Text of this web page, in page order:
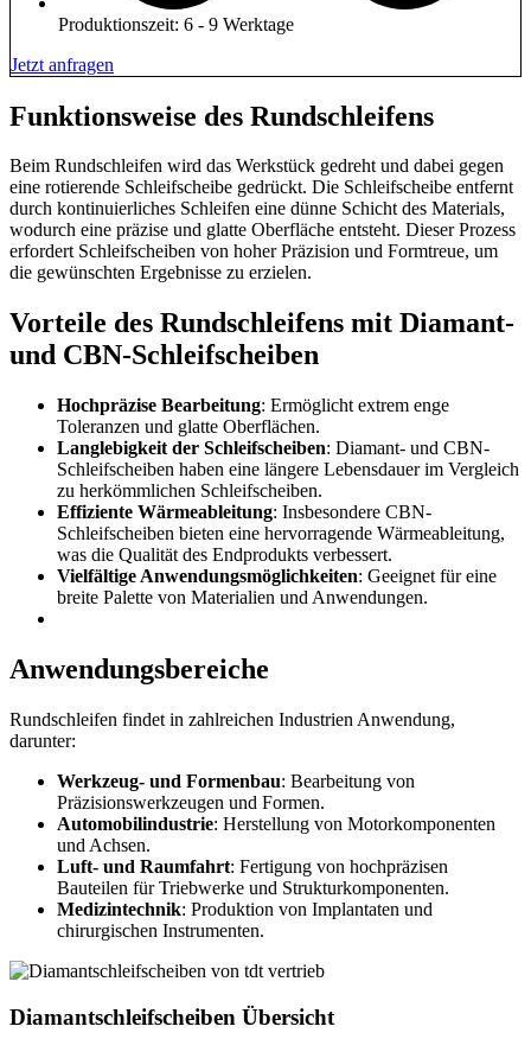
Produktionszeit: 6 - 9 Werktage
Jetzt anfragen
Funktionsweise des Rundschleifens
Beim Rundschleifen wird das Werkstück gedreht und dabei gegen
eine rotierende Schleifscheibe gedrückt. Die Schleifscheibe entfernt
durch kontinuierliches Schleifen eine dünne Schicht des Materials,
wodurch eine präzise und glatte Oberfläche entsteht. Dieser Prozess
erfordert Schleifscheiben von hoher Präzision und Formtreue, um
die gewünschten Ergebnisse zu erzielen.
Vorteile des Rundschleifens mit Diamant-
und CBN-Schleifscheiben
Hochpräzise Bearbeitung: Ermöglicht extrem enge
Toleranzen und glatte Oberflächen.
Langlebigkeit der Schleifscheiben: Diamant- und CBN-
Schleifscheiben haben eine längere Lebensdauer im Vergleich
zu herkömmlichen Schleifscheiben.
Effiziente Wärmeableitung: Insbesondere CBN-
Schleifscheiben bieten eine hervorragende Wärmeableitung,
was die Qualität des Endprodukts verbessert.
Vielfältige Anwendungsmöglichkeiten: Geeignet für eine
breite Palette von Materialien und Anwendungen.
Anwendungsbereiche
Rundschleifen findet in zahlreichen Industrien Anwendung,
darunter:
Werkzeug- und Formenbau: Bearbeitung von
Präzisionswerkzeugen und Formen.
Automobilindustrie: Herstellung von Motorkomponenten
und Achsen.
Luft- und Raumfahrt: Fertigung von hochpräzisen
Bauteilen für Triebwerke und Strukturkomponenten.
Medizintechnik: Produktion von Implantaten und
chirurgischen Instrumenten.
Diamantschleifscheiben Übersicht